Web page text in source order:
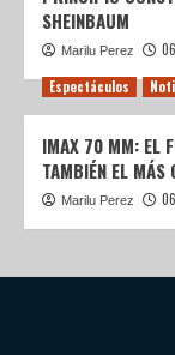
SHEINBAUM
Marilu Perez
Espectáculos
IMAX 70 MM: EL
TAMBIÉN EL MÁS
Marilu Perez